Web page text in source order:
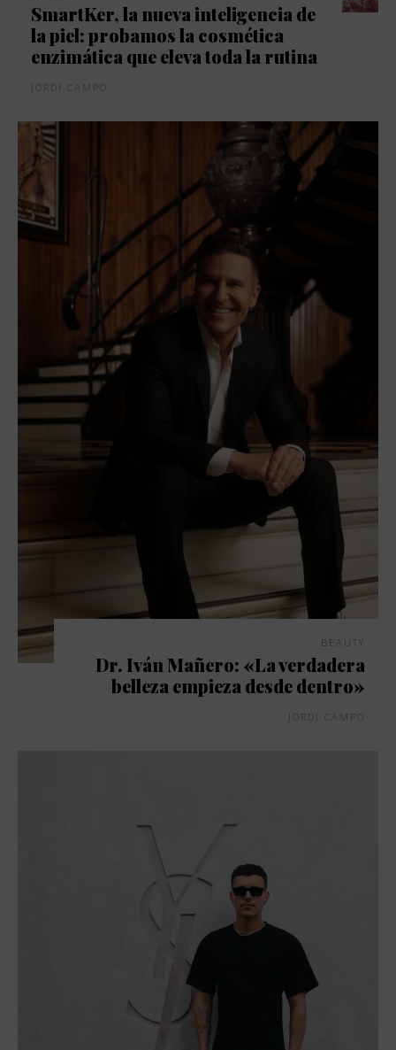
SmartKer, la nueva inteligencia de
la piel: probamos la cosmética
enzimática que eleva toda la rutina
JORDI CAMPO
BEAUTY
Dr. Iván Mañero: «La verdadera
belleza empieza desde dentro»
JORDI CAMPO